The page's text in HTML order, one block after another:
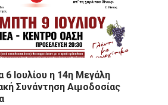
6 Ιουλίου η 14η Μεγάλη
Συνάντηση Αιμοδοσίας